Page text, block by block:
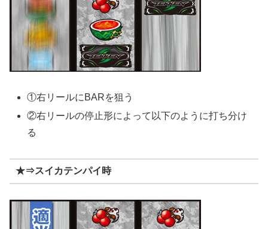
①右リールにBARを狙う
②右リールの停止形によって以下のように打ち分け
る
★⇒スイカテンパイ時